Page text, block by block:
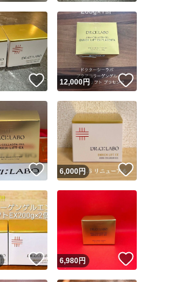
いいね！
12,000円 いいね！
いいね！
6,000円
いいね！
6,980円